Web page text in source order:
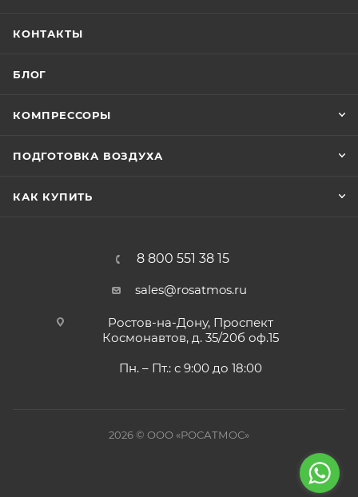
КОНТАКТЫ
БЛОГ
КОМПРЕССОРЫ
ПОДГОТОВКА ВОЗДУХА
КАК КУПИТЬ
8 800 551 38 15
sales@rosatmos.ru
Ростов-на-Дону, Проспект
Космонавтов, д. 35/20б оф.15
Пн. – Пт.: с 9:00 до 18:00
2026 © ООО «РОСАТМОС»